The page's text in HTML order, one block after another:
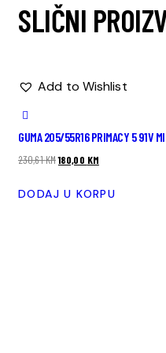
SLIČNI
Add to Wishlist
GUMA 205/55R16 PRIMACY 5 91V
230,61KM180,00 KM
DODAJ U KORPU